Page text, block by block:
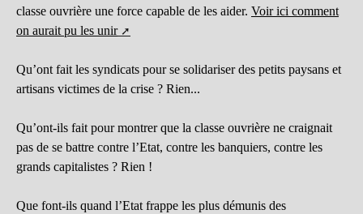
classe ouvrière une force capable de les aider. Voir ici comment
on aurait pu les unir
Qu’ont fait les syndicats pour se solidariser des petits paysans et
artisans victimes de la crise ? Rien...
Qu’ont-ils fait pour montrer que la classe ouvrière ne craignait
pas de se battre contre l’Etat, contre les banquiers, contre les
grands capitalistes ? Rien !
Que font-ils quand l’Etat frappe les plus démunis des